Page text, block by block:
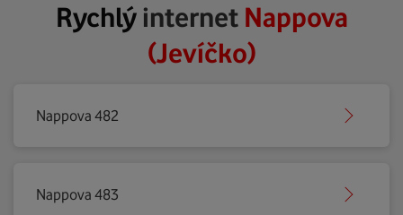
Rychlýinternet Nappova
(Jevíčko)
Nappova 482
Nappova 483